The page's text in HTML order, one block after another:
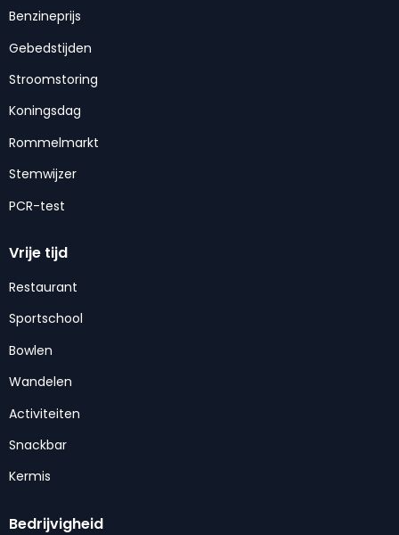
Benzineprijs
Gebedstijden
Stroomstoring
Koningsdag
Rommelmarkt
Stemwijzer
PCR-test
Vrije tijd
Restaurant
Sportschool
Bowlen
Wandelen
Activiteiten
Snackbar
Kermis
Bedrijvigheid